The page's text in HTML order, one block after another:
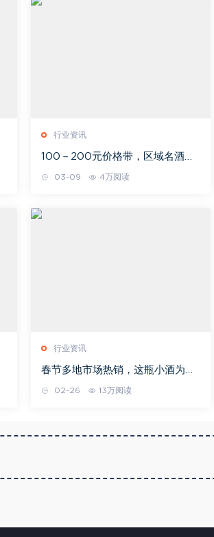
行业资讯
100－200元价格带，区域名酒
03-09 4万阅读
行业资讯
春节多地市场热销，这瓶小酒为何
02-26 13万阅读